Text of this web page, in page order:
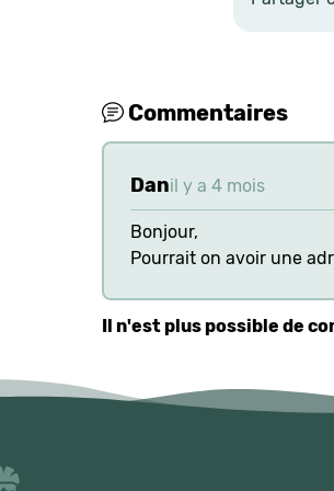
Commentaires
Danil y a 4 mois
Bonjour,
Pourrait on avoir une
Il n'est plus possible de